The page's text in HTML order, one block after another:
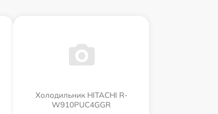
Холодильник HITACHI R-
W910PUC4GGR